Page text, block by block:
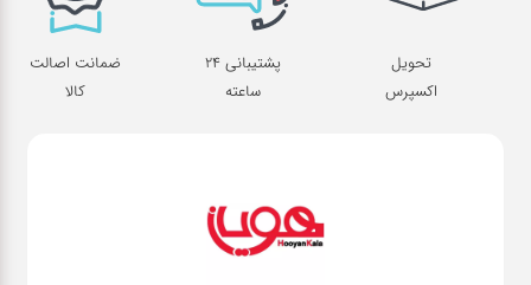
تحویل
اکسپرس
پشتیبانی 24
ساعته
ضمانت اصالت
کالا